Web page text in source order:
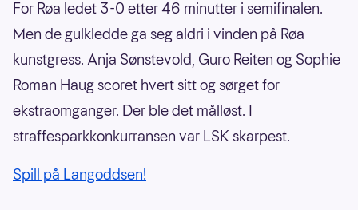
For Røa ledet 3-0 etter 46 minutter i semifinalen.
Men de gulkledde ga seg aldri i vinden på Røa
kunstgress. Anja Sønstevold, Guro Reiten og Sophie
Roman Haug scoret hvert sitt og sørget for
ekstraomganger. Der ble det målløst. I
straffesparkkonkurransen var LSK skarpest.
Spill på Langoddsen!